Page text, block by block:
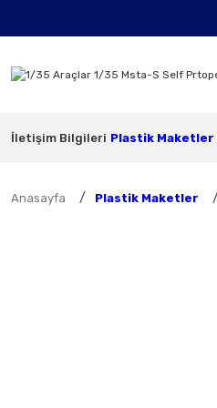
İletişim Bilgileri Plastik Maketler
Anasayfa Plastik Maketler